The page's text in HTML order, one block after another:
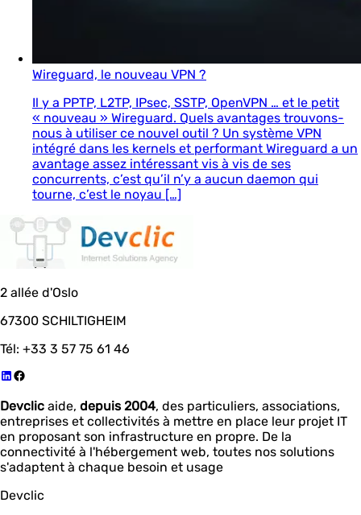
Wireguard, le nouveau VPN ?
Il y a PPTP, L2TP, IPsec, SSTP, OpenVPN … et le petit
« nouveau » Wireguard. Quels avantages trouvons-
nous à utiliser ce nouvel outil ? Un système VPN
intégré dans les kernels et performant Wireguard a un
avantage assez intéressant vis à vis de ses
concurrents, c’est qu’il n’y a aucun daemon qui
tourne, c’est le noyau […]
2 allée d'Oslo
67300 SCHILTIGHEIM
Tél: +33 3 57 75 61 46
Devclic aide, depuis 2004, des particuliers, associations,
entreprises et collectivités à mettre en place leur projet IT
en proposant son infrastructure en propre. De la
connectivité à l'hébergement web, toutes nos solutions
s'adaptent à chaque besoin et usage
Devclic